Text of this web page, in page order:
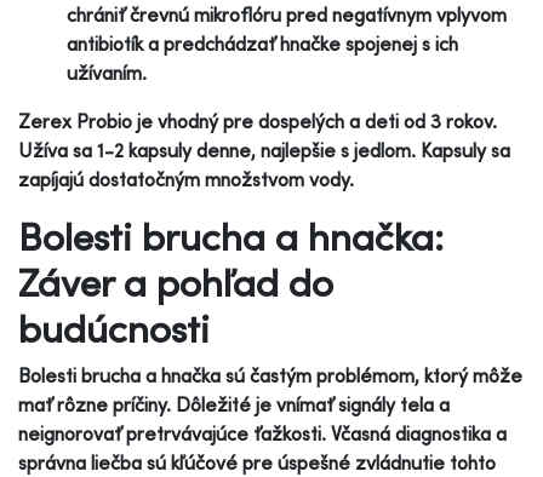
chrániť črevnú mikroflóru pred negatívnym vplyvom
antibiotík a predchádzať hnačke spojenej s ich
užívaním.
Zerex Probio je vhodný pre dospelých a deti od 3 rokov.
Užíva sa 1-2 kapsuly denne, najlepšie s jedlom. Kapsuly sa
zapíjajú dostatočným množstvom vody.
Bolesti brucha a hnačka:
Záver a pohľad do
budúcnosti
Bolesti brucha a hnačka sú častým problémom, ktorý môže
mať rôzne príčiny. Dôležité je vnímať signály tela a
neignorovať pretrvávajúce ťažkosti. Včasná diagnostika a
správna liečba sú kľúčové pre úspešné zvládnutie tohto